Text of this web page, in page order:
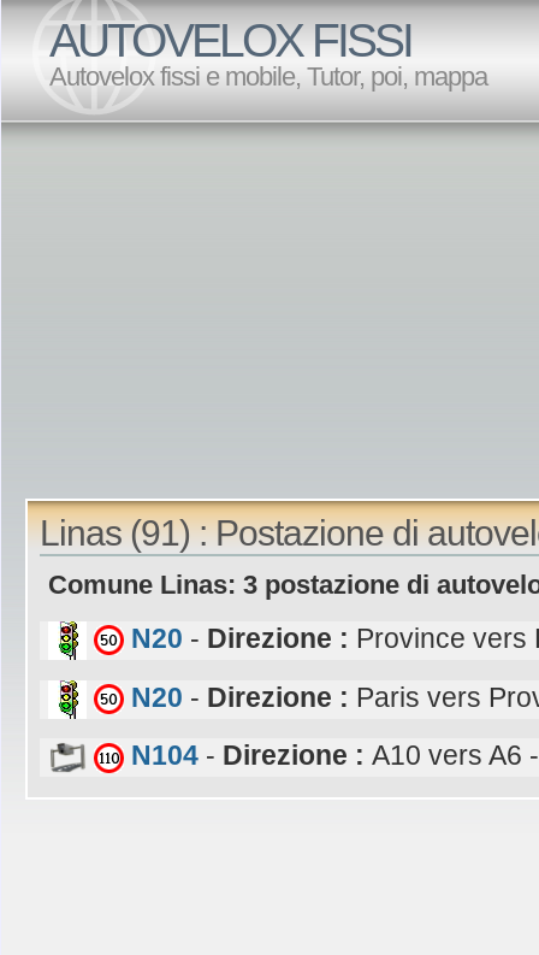
AUTOVELOX FISSI
Autovelox fissi e mobile, Tutor, poi, mappa
Linas (91) : Postazione di
Comune Linas: 3 postazione di
N20 - Direzione : Province vers
N20 - Direzione : Paris vers
N104 - Direzione : A10 vers A6